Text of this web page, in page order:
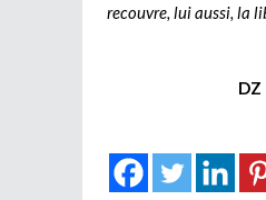
recouvre, lui aussi, la
DZ